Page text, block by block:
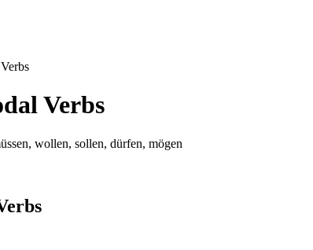
Verbs
wollen, sollen, dürfen, mögen